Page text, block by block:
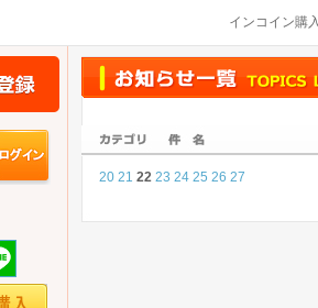
インコイン購
20 21 22 23 24 25 26 27